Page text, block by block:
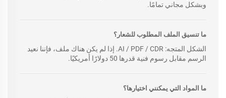
وبشكل مجاني تمامًا.
ما تنسيق الملف المطلوب للشعار؟
الشكل المتجه: AI / PDF / CDR. إذا لم يكن هناك ملف، فإننا نعيد
الرسم مقابل رسوم فنية قدرها 50 دولارًا أمريكيًا.
ما المواد التي يمكنني اختيارها؟